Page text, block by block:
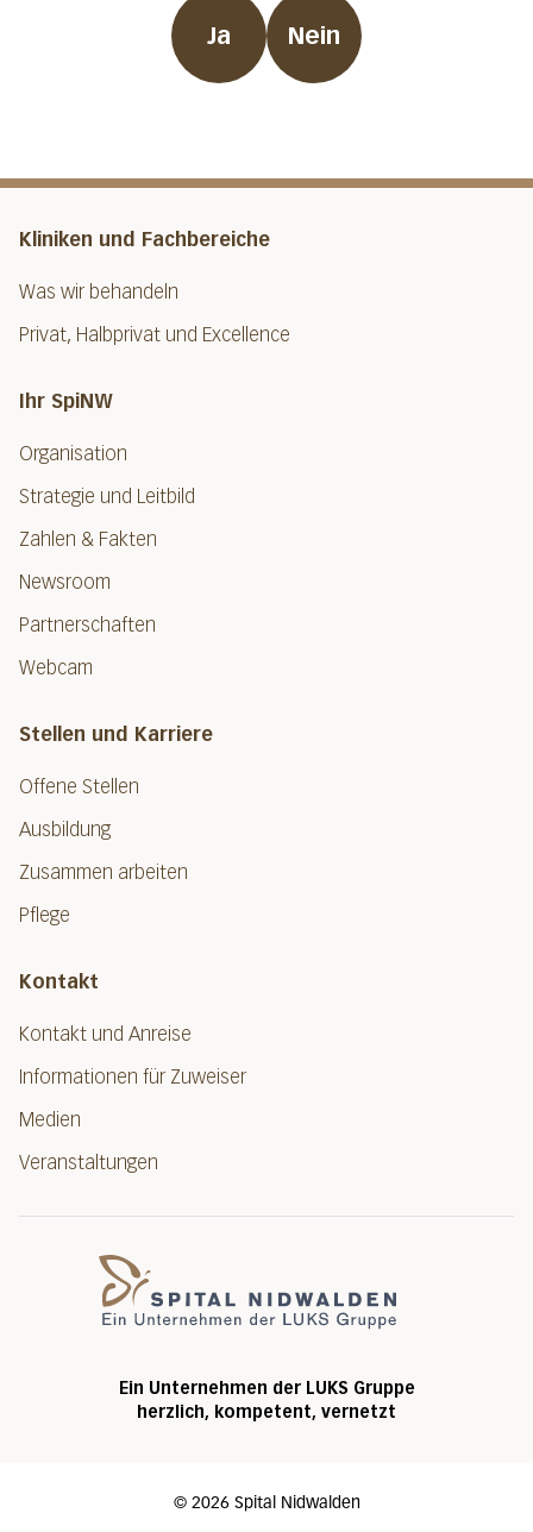
Ja Nein
Kliniken und Fachbereiche
Was wir behandeln
Privat, Halbprivat und Excellence
Ihr SpiNW
Organisation
Strategie und Leitbild
Zahlen & Fakten
Newsroom
Partnerschaften
Webcam
Stellen und Karriere
Offene Stellen
Ausbildung
Zusammen arbeiten
Pflege
Kontakt
Kontakt und Anreise
Informationen für Zuweiser
Medien
Veranstaltungen
Ein Unternehmen der LUKS Gruppe
herzlich, kompetent, vernetzt
© 2026 Spital Nidwalden